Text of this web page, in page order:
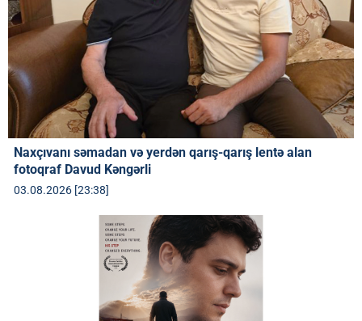
Naxçıvanı səmadan və yerdən qarış-qarış lentə alan
fotoqraf Davud Kəngərli
03.08.2026 [23:38]